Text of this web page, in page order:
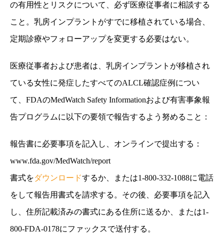
の有用性とリスクについて、必ず医療従事者に相談する
こと。乳房インプラントがすでに移植されている場合、
定期診療やフォローアップを変更する必要はない。
医療従事者および患者は、乳房インプラントが移植され
ている女性に発症したすべてのALCL確認症例につい
て、 FDAのMedWatch Safety Informationおよび有害事象報
告プログラムに以下の要領で報告するよう努めること：
報告書に必要事項を記入し、オンラインで提出する：
www.fda.gov/MedWatch/report
書式をダウンロードするか、または1-800-332-1088に電話
をして報告用書式を請求する。その後、必要事項を記入
し、住所記載済みの書式にある住所に送るか、または1-
800-FDA-0178にファックスで送付する。